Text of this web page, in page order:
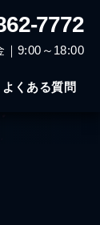
よくある質問
7772
｜9:00～18:00